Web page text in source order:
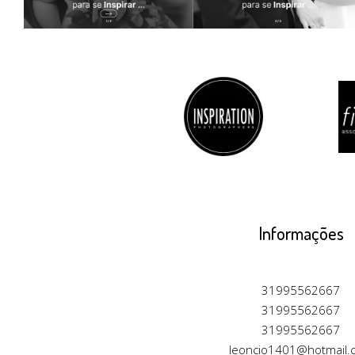
Informações
31995562667
31995562667
31995562667